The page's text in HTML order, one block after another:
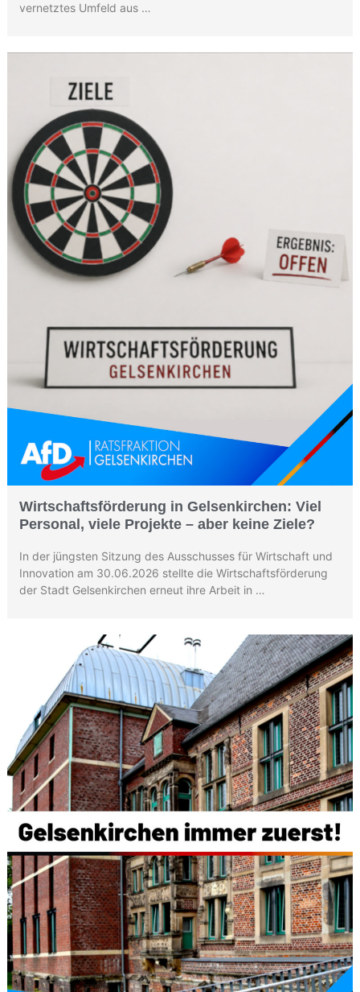
vernetztes Umfeld aus …
Wirtschaftsförderung in Gelsenkirchen: Viel
Personal, viele Projekte – aber keine Ziele?
In der jüngsten Sitzung des Ausschusses für Wirtschaft und
Innovation am 30.06.2026 stellte die Wirtschaftsförderung
der Stadt Gelsenkirchen erneut ihre Arbeit in …